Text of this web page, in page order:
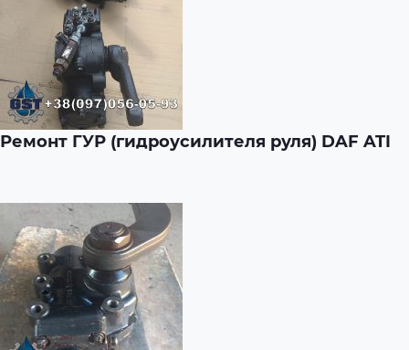
Ремонт ГУР (гидроусилителя руля) DAF ATI